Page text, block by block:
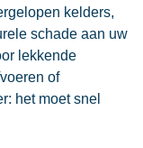
kelders,
schade aan uw
lekkende
of
het moet snel